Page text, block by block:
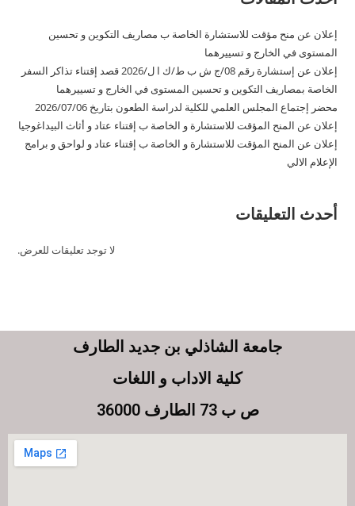
إعلان عن منح مؤقت للاستشارة الخاصة ب مصاريف التكوين و تحسين
المستوى في الخارج و تسييرهما
إعلان عن إستشارة رقم 08/ج ش ب ط/ك ا ل/2026 قصد إقتناء تذاكر السفر
الخاصة بمصاريف التكوين و تحسين المستوى في الخارج و تسييرهما
محضر إجتماع المجلس العلمي للكلية لدراسة الطعون بتاريخ 2026/07/06
إعلان عن المنح المؤقت للاستشارة و الخاصة ب إقتناء عتاد و أثاث البيداغوجيا
إعلان عن المنح المؤقت للاستشارة و الخاصة ب إقتناء عتاد و لواحق و برامج
الإعلام الالي
أحدث التعليقات
لا توجد تعليقات للعرض.
جامعة الشاذلي بن جديد الطارف
كلية الاداب و اللغات
ص ب 73 الطارف 36000